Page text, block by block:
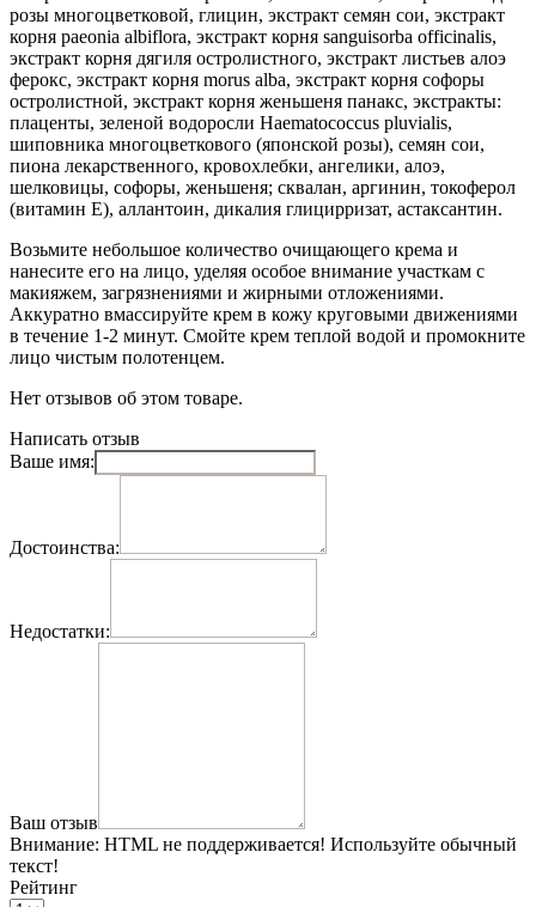
розы многоцветковой, глицин, экстракт семян сои, экстракт
корня paeonia albiflora, экстракт корня sanguisorba officinalis,
экстракт корня дягиля остролистного, экстракт листьев алоэ
ферокс, экстракт корня morus alba, экстракт корня софоры
остролистной, экстракт корня женьшеня панакс, экстракты:
плаценты, зеленой водоросли Haematococcus pluvialis,
шиповника многоцветкового (японской розы), семян сои,
пиона лекарственного, кровохлебки, ангелики, алоэ,
шелковицы, софоры, женьшеня; сквалан, аргинин, токоферол
(витамин Е), аллантоин, дикалия глицирризат, астаксантин.
Возьмите небольшое количество очищающего крема и
нанесите его на лицо, уделяя особое внимание участкам с
макияжем, загрязнениями и жирными отложениями.
Аккуратно вмассируйте крем в кожу круговыми движениями
в течение 1-2 минут. Смойте крем теплой водой и промокните
лицо чистым полотенцем.
Нет отзывов об этом товаре.
Написать отзыв
Ваше имя:
Достоинства:
Недостатки:
Ваш отзыв
Внимание: HTML не поддерживается! Используйте обычный
текст!
Рейтинг